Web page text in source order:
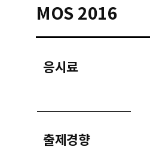
MOS 2016
응시료
출제경향